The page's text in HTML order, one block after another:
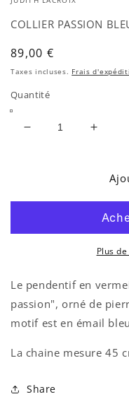
modale
COLLIER PASSION
Prix
habituel
89,00 €
Taxes incluses. Frais
Quantité
Réduire
CANARD
BLEU
Plus
Le pendentif en
passion", orné de
motif est en émail
La chaine mesure 45
Share